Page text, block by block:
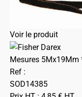
Voir le produit
Mesures 5Mx19Mm
Ref :
SOD14385